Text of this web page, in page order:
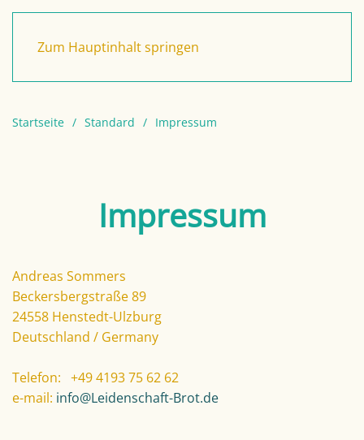
Zum Hauptinhalt springen
Startseite Standard Impressum
Impressum
Andreas Sommers
Beckersbergstraße 89
24558 Henstedt-Ulzburg
Deutschland / Germany
Telefon: +49 4193 75 62 62
e-mail: info@Leidenschaft-Brot.de